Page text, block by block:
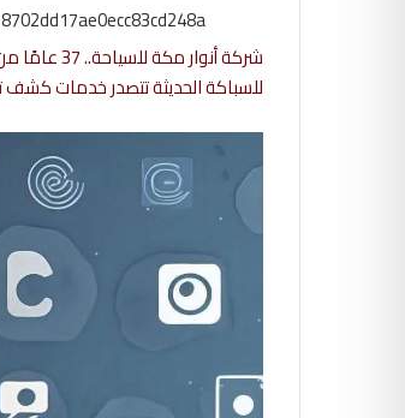
شركة أنوار مكة للسياحة.. 37 عامًا من الريادة كيف أصبحت الخيار الأول للعمرة والحج في مصر؟
للسباكة الحديثة تتصدر خدمات كشف